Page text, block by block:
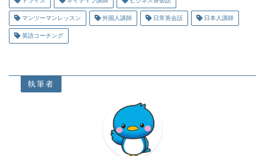
マンツーマンレッスン 外国人講師 日常英会話 日本人講師
英語コーチング
執筆者